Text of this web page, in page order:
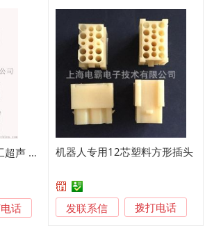
塑料产品代客产品加工超声 塑胶熔接
话
机器人专用12芯塑料方形插头
发联系信 拨打电话